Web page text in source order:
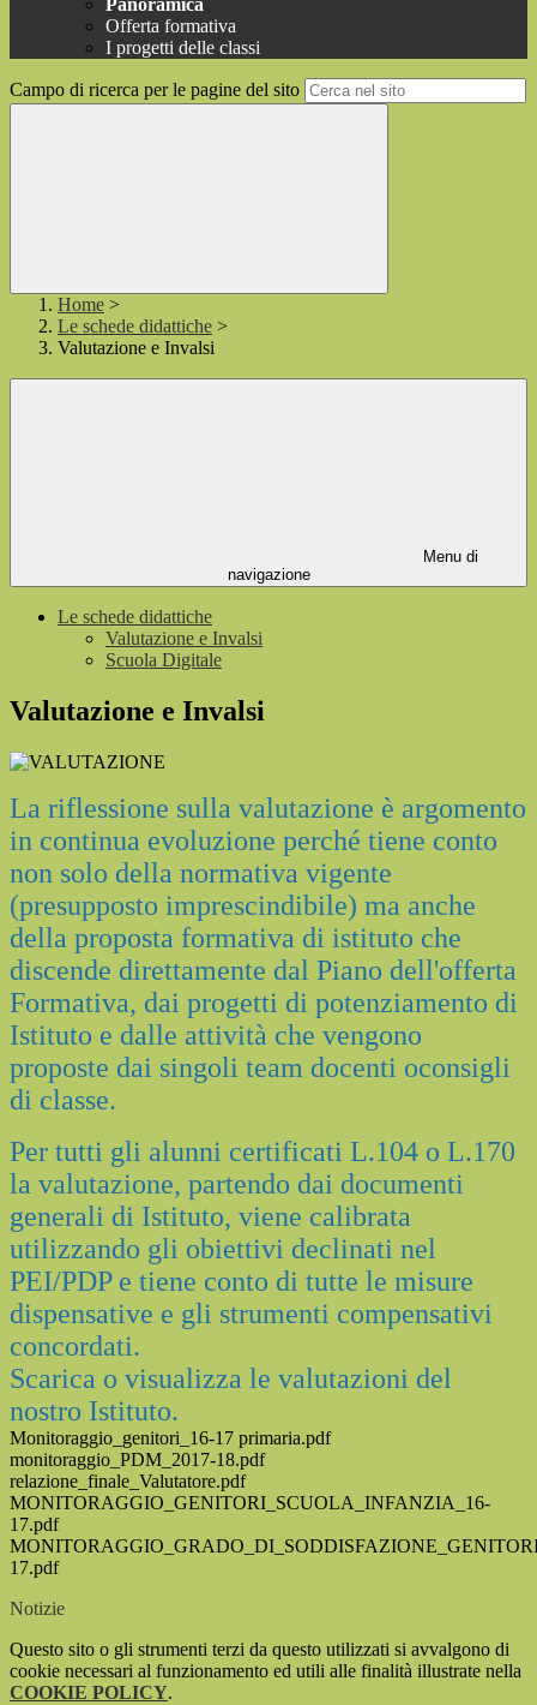
Panoramica
Offerta formativa
I progetti delle classi
Campo di ricerca per le pagine del sito
Home >
Le schede didattiche >
Valutazione e Invalsi
Menu di
navigazione
Le schede didattiche
Valutazione e Invalsi
Scuola Digitale
Valutazione e Invalsi
La riflessione sulla valutazione è argomento
in continua evoluzione perché tiene conto
non solo della normativa vigente
(presupposto imprescindibile) ma anche
della proposta formativa di istituto che
discende direttamente dal Piano dell'offerta
Formativa, dai progetti di potenziamento di
Istituto e dalle attività che vengono
proposte dai singoli team docenti oconsigli
di classe.
Per tutti gli alunni certificati L.104 o L.170
la valutazione, partendo dai documenti
generali di Istituto, viene calibrata
utilizzando gli obiettivi declinati nel
PEI/PDP e tiene conto di tutte le misure
dispensative e gli strumenti compensativi
concordati.
Scarica o visualizza le valutazioni del
nostro Istituto.
Monitoraggio_genitori_16-17 primaria.pdf
monitoraggio_PDM_2017-18.pdf
relazione_finale_Valutatore.pdf
MONITORAGGIO_GENITORI_SCUOLA_INFANZIA_16-
17.pdf
17.pdf
Notizie
Questo sito o gli strumenti terzi da questo utilizzati si avvalgono di
cookie necessari al funzionamento ed utili alle finalità illustrate nella
COOKIE POLICY.